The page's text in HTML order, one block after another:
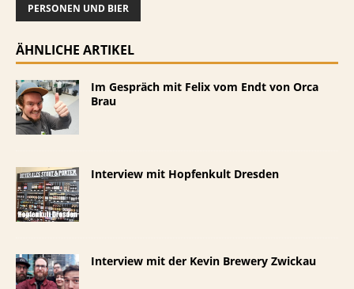
PERSONEN UND BIER
ÄHNLICHE ARTIKEL
Im Gespräch mit Felix vom Endt von Orca
Brau
Interview mit Hopfenkult Dresden
Interview mit der Kevin Brewery Zwickau